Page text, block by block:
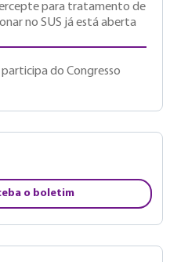
para tratamento de
no SUS já está aberta
do Congresso
o boletim